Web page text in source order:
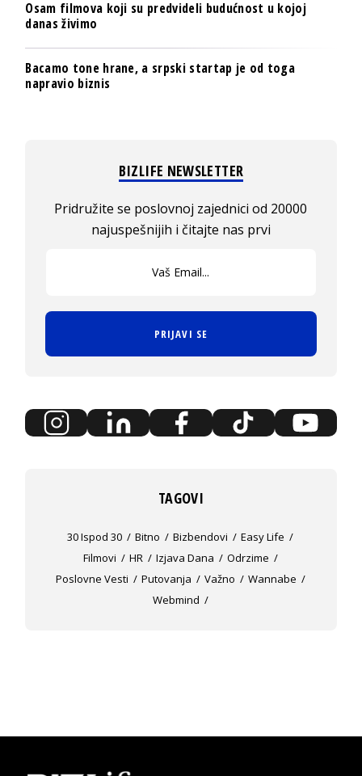
Osam filmova koji su predvideli budućnost u kojoj
danas živimo
Bacamo tone hrane, a srpski startap je od toga
napravio biznis
BIZLIFE NEWSLETTER
Pridružite se poslovnoj zajednici od 20000
najuspešnijih i čitajte nas prvi
PRIJAVI SE
TAGOVI
30 Ispod 30 Bitno Bizbendovi
Easy Life
Filmovi
HR Izjava Dana
Odrzime
Poslovne Vesti
Putovanja Važno
Wannabe
Webmind